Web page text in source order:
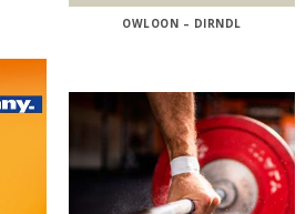
OWLOON – DIRNDL